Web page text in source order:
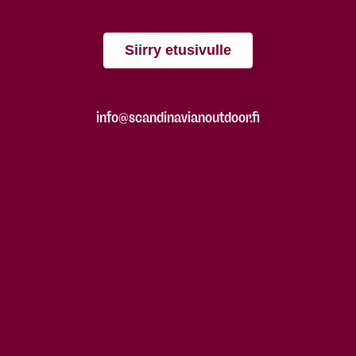
Siirry etusivulle
info@scandinavianoutdoor.fi